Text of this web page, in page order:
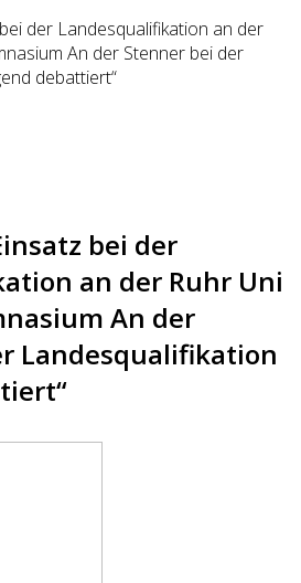
bei der
an der Ruhr Uni
An der
Landesqualifikation